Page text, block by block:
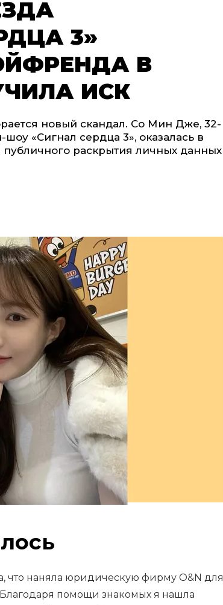
3»
В
ИСК
новый скандал. Со Мин Дже, 32-
«Сигнал сердца 3», оказалась в
раскрытия личных данных
что наняла юридическую фирму O&N для
помощи знакомых я нашла